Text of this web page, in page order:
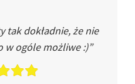
tak dokładnie, że nie
w ogóle możliwe :)”